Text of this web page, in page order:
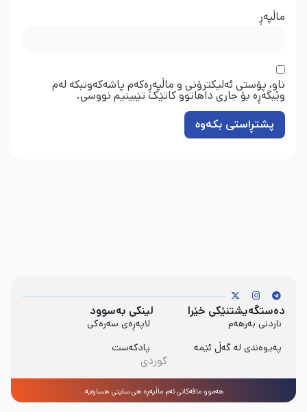
ماڵپه‌ڕ
ناو، پۆستی ئەلیکترۆنی و ماڵپەڕەکەم پاشەکەوتبکە لەم
وێبگەڕە بۆ جاری داهاتوو کاتێک تێبینیم نووسی.
دەستگەیشتنێکی خێرا
ناردنی بەرهەم
پەیوەندی لە گەڵ ئێمە
لینکی بەسوود
لاپەڕەی سەرەکی
پادکەست
کوردی
هەموو مافەکانی ئەم ماڵپەڕە هی سایتی هساره‌یە.